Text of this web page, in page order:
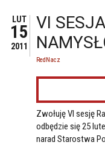
LUT
15
2011
VI
RedNacz
Zwołuję VI sesję
odbędzie się 25
narad Starostwa